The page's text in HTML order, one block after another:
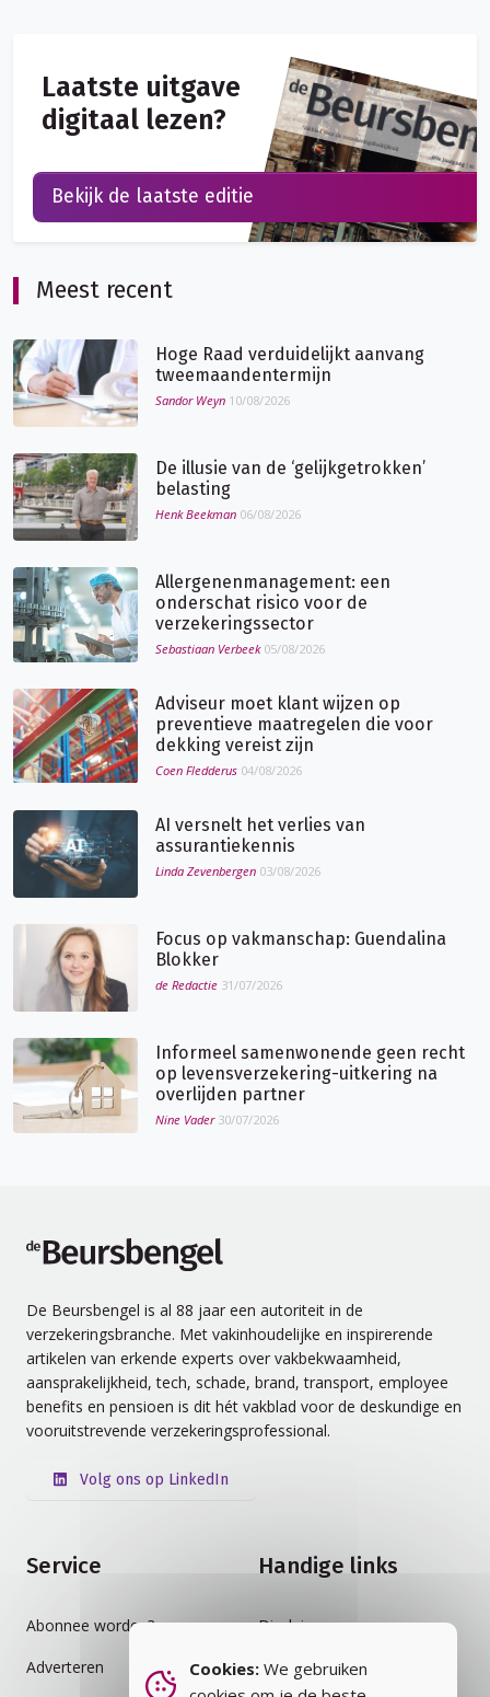
Meest recent
Hoge Raad verduidelijkt aanvang
tweemaandentermijn
Sandor Weyn 10/08/2026
De illusie van de ‘gelijkgetrokken’
belasting
Henk Beekman 06/08/2026
Allergenenmanagement: een
onderschat risico voor de
verzekeringssector
Sebastiaan Verbeek 05/08/2026
Adviseur moet klant wijzen op
preventieve maatregelen die voor
dekking vereist zijn
Coen Fledderus 04/08/2026
AI versnelt het verlies van
assurantiekennis
Linda Zevenbergen 03/08/2026
Focus op vakmanschap: Guendalina
Blokker
de Redactie 31/07/2026
Informeel samenwonende geen recht
op levensverzekering-uitkering na
overlijden partner
Nine Vader 30/07/2026
Laatste uitgave
digitaal lezen?
Bekijk de laatste editie
De Beursbengel is al 88 jaar een autoriteit in de
verzekeringsbranche. Met vakinhoudelijke en inspirerende
artikelen van erkende experts over vakbekwaamheid,
aansprakelijkheid, tech, schade, brand, transport, employee
benefits en pensioen is dit hét vakblad voor de deskundige en
vooruitstrevende verzekeringsprofessional.
Volg ons op LinkedIn
Service
Abonnee worden?
Adverteren
Handige links
Disclaimer
Auteursrecht
Cookies: We gebruiken